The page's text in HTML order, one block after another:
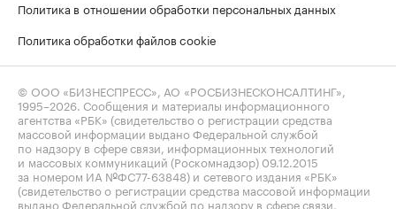
Политика в отношении обработки персональных данных
Политика обработки файлов cookie
© ООО «БИЗНЕСПРЕСС», АО «РОСБИЗНЕСКОНСАЛТИНГ»,
1995–2026 . Сообщения и материалы информационного
агентства «РБК» (свидетельство о регистрации средства
массовой информации выдано Федеральной службой
по надзору в сфере связи, информационных технологий
и массовых коммуникаций (Роскомнадзор) 09.12.2015
за номером ИА №ФС77-63848) и сетевого издания «РБК»
(свидетельство о регистрации средства массовой информации
выдано Федеральной службой по надзору в сфере связи,